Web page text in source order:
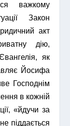
важкому
Закон
акт
дію,
як
Йосифа
Господнім
в кожній
«йдучи за
піддається